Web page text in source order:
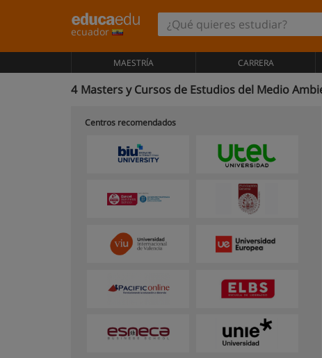
ecuador
MAESTRÍA CARRERA
4 Masters y Cursos de Estudios del Medio
Centros recomendados